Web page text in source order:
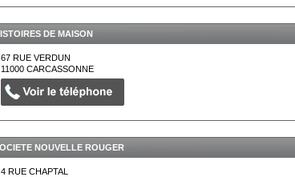
DE MAISON
67 RUE VERDUN
11000CARCASSONNE
NOUVELLE ROUGER
4 RUE CHAPTAL